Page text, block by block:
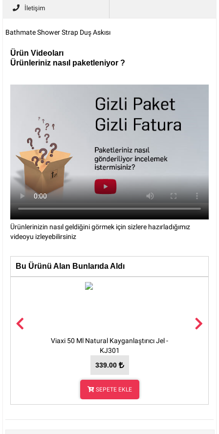
İletişim
Bathmate Shower Strap Duş Askısı
Ürün Videoları
Ürünleriniz nasıl paketleniyor ?
Ürünlerinizin nasıl geldiğini görmek için sizlere hazırladığımız
videoyu izleyebilirsiniz
Bu Ürünü Alan Bunlarıda Aldı
Viaxi 50 Ml Natural Kayganlaştırıcı Jel -
KJ301
339.00
SEPETE EKLE